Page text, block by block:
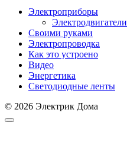
Электроприборы
Электродвигатели
Своими руками
Электропроводка
Как это устроено
Видео
Энергетика
Светодиодные ленты
© 2026 Электрик Дома